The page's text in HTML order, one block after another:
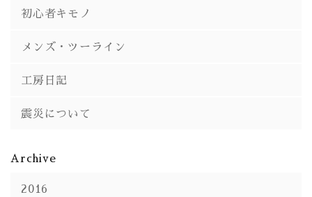
初心者キモノ
メンズ・ツーライン
工房日記
震災について
Archive
2016